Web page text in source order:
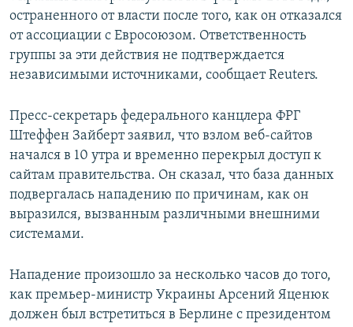
остраненного от власти после того, как он отказался
от ассоциации с Евросоюзом. Ответственность
группы за эти действия не подтверждается
независимыми источниками, сообщает Reuters.
Пресс-секретарь федерального канцлера ФРГ
Штеффен Зайберт заявил, что взлом веб-сайтов
начался в 10 утра и временно перекрыл доступ к
сайтам правительства. Он сказал, что база данных
подвергалась нападению по причинам, как он
выразился, вызванным различными внешними
системами.
Нападение произошло за несколько часов до того,
как премьер-министр Украины Арсений Яценюк
должен был встретиться в Берлине с президентом